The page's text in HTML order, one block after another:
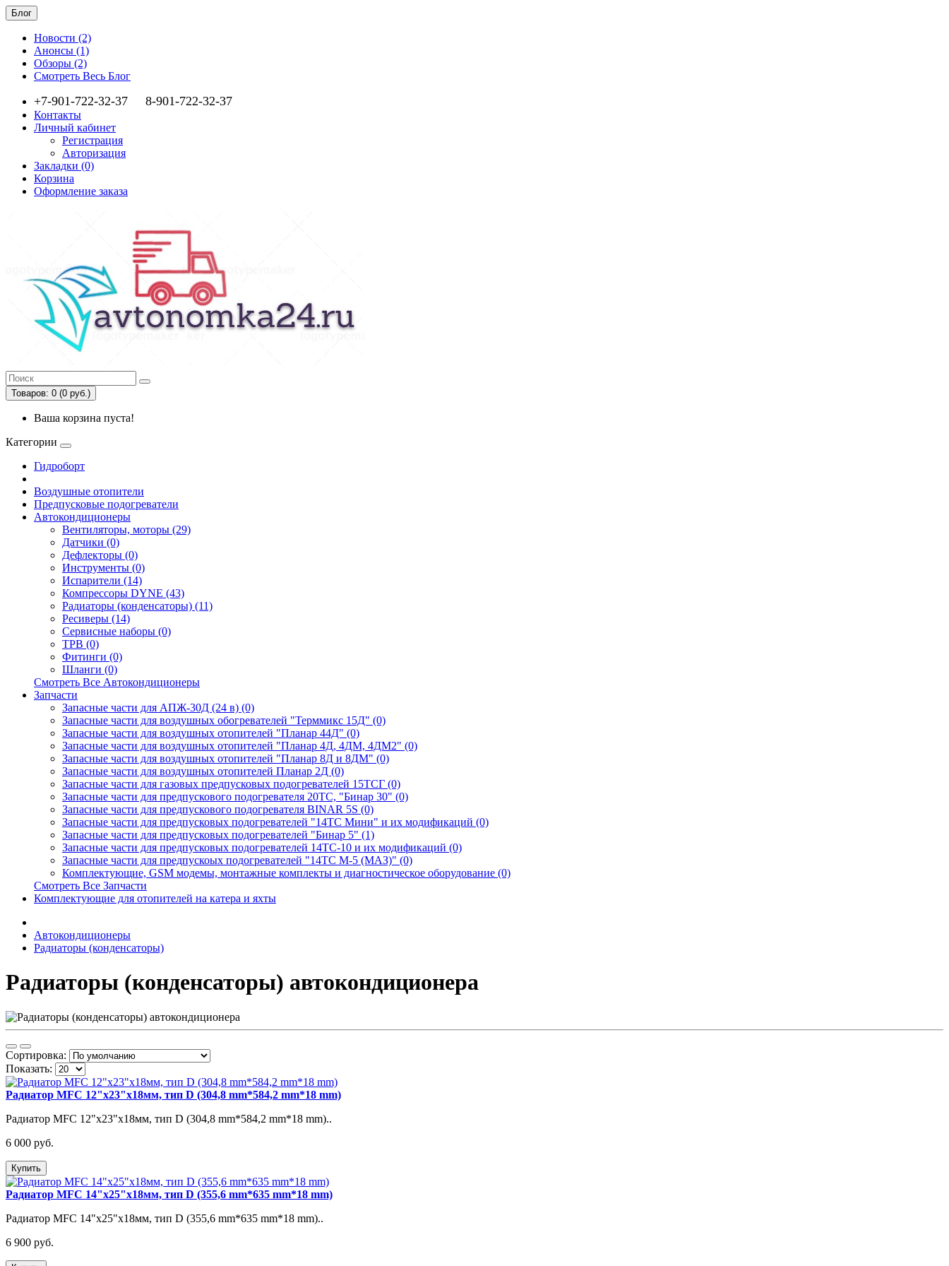
Блог
Новости (2)
Анонсы (1)
Обзоры (2)
Смотреть Весь Блог
+7-901-722-32-37 8-901-722-32-37
Контакты
Личный кабинет
Регистрация
Авторизация
Закладки (0)
Корзина
Оформление заказа
Товаров: 0 (0 руб.)
Ваша корзина пуста!
Категории
Гидроборт
Воздушные отопители
Предпусковые подогреватели
Автокондиционеры
Вентиляторы, моторы (29)
Датчики (0)
Дефлекторы (0)
Инструменты (0)
Испарители (14)
Компрессоры DYNE (43)
Радиаторы (конденсаторы) (11)
Ресиверы (14)
Сервисные наборы (0)
ТРВ (0)
Фитинги (0)
Шланги (0)
Смотреть Все Автокондиционеры
Запчасти
Запасные части для АПЖ-30Д (24 в) (0)
Запасные части для воздушных обогревателей "Терммикс 15Д" (0)
Запасные части для воздушных отопителей "Планар 44Д" (0)
Запасные части для воздушных отопителей "Планар 4Д, 4ДМ, 4ДМ2" (0)
Запасные части для воздушных отопителей "Планар 8Д и 8ДМ" (0)
Запасные части для воздушных отопителей Планар 2Д (0)
Запасные части для газовых предпусковых подогревателей 15ТСГ (0)
Запасные части для предпускового подогревателя 20ТС, "Бинар 30" (0)
Запасные части для предпускового подогревателя BINAR 5S (0)
Запасные части для предпусковых подогревателей "14ТС Мини" и их модификаций (0)
Запасные части для предпусковых подогревателей "Бинар 5" (1)
Запасные части для предпусковых подогревателей 14ТС-10 и их модификаций (0)
Запасные части для предпускоых подогревателей "14ТС М-5 (МАЗ)" (0)
Комплектующие, GSM модемы, монтажные комплекты и диагностическое оборудование (0)
Смотреть Все Запчасти
Комплектующие для отопителей на катера и яхты
Автокондиционеры
Радиаторы (конденсаторы)
Радиаторы (конденсаторы) автокондиционера
Сортировка:
Показать:
Радиатор MFC 12"х23"х18мм, тип D (304,8 mm*584,2 mm*18 mm)
Радиатор MFC 12"х23"х18мм, тип D (304,8 mm*584,2 mm*18 mm)..
6 000 руб.
Купить
Радиатор MFC 14"x25"x18мм, тип D (355,6 mm*635 mm*18 mm)
Радиатор MFC 14"x25"x18мм, тип D (355,6 mm*635 mm*18 mm)..
6 900 руб.